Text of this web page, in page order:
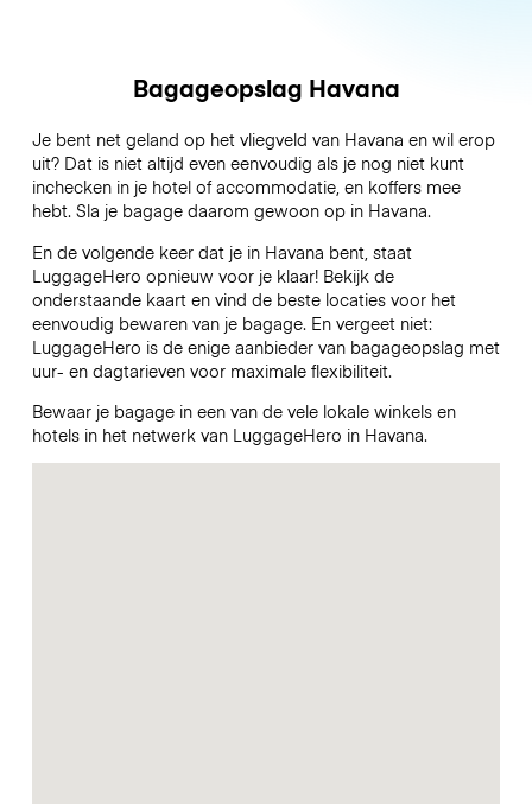
Bagageopslag Havana
Je bent net geland op het vliegveld van Havana en wil erop
uit? Dat is niet altijd even eenvoudig als je nog niet kunt
inchecken in je hotel of accommodatie, en koffers mee
hebt. Sla je bagage daarom gewoon op in Havana.
En de volgende keer dat je in Havana bent, staat
LuggageHero opnieuw voor je klaar! Bekijk de
onderstaande kaart en vind de beste locaties voor het
eenvoudig bewaren van je bagage. En vergeet niet:
LuggageHero is de enige aanbieder van bagageopslag met
uur- en dagtarieven voor maximale flexibiliteit.
Bewaar je bagage in een van de vele lokale winkels en
hotels in het netwerk van LuggageHero in Havana.